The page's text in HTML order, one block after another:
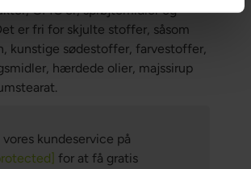
GMO'er, sprøjtemidler og
er fri for skjulte stoffer, såsom
kunstige sødestoffer, farvestoffer,
hærdede olier, majssirup
kundeservice på
for at få gratis